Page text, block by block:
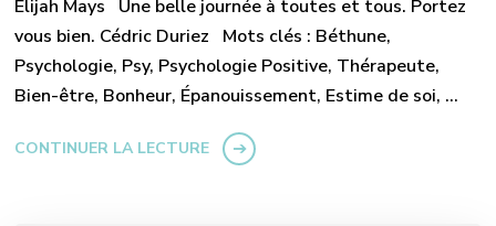
Elijah Mays Une belle journée à toutes et tous. Portez
vous bien. Cédric Duriez Mots clés : Béthune,
Psychologie, Psy, Psychologie Positive, Thérapeute,
Bien-être, Bonheur, Épanouissement, Estime de soi, …
CONTINUER LA LECTURE